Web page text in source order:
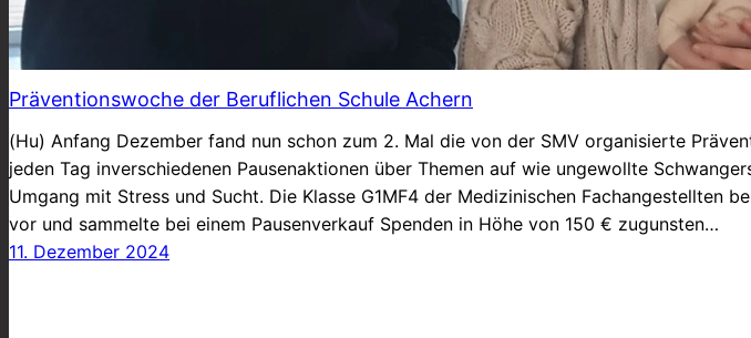
Präventionswoche der Beruflichen Schule Achern
(Hu) Anfang Dezember fand nun schon zum 2. Mal die von der SMV organisierte
jeden Tag inverschiedenen Pausenaktionen über Themen auf wie ungewollte
Umgang mit Stress und Sucht. Die Klasse G1MF4 der Medizinischen Fachangestellten
vor und sammelte bei einem Pausenverkauf Spenden in Höhe von 150 € zugunsten…
11. Dezember 2024